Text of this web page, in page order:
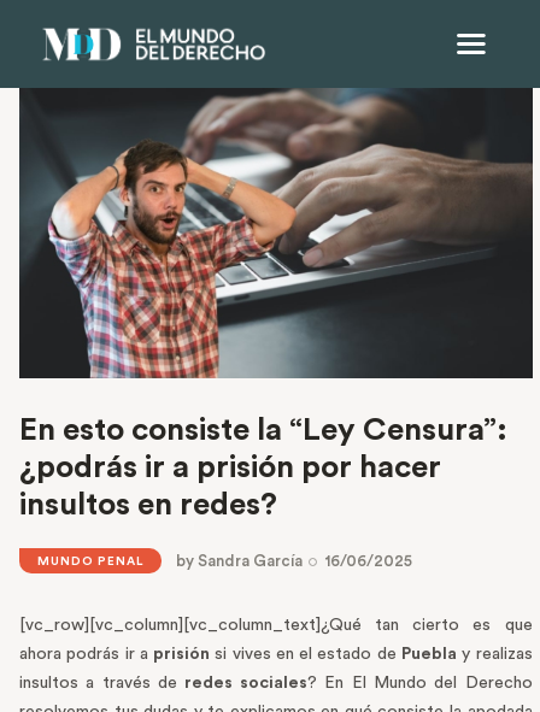
En esto consiste la “Ley Censura”:
¿podrás ir a prisión por hacer
insultos en redes?
MUNDO PENAL bySandra García 16/06/2025
[vc_row][vc_column][vc_column_text] ¿Qué tan cierto es que
ahora podrás ir a prisión si vives en el estado de Puebla y realizas
insultos a través de redes sociales? En El Mundo del Derecho